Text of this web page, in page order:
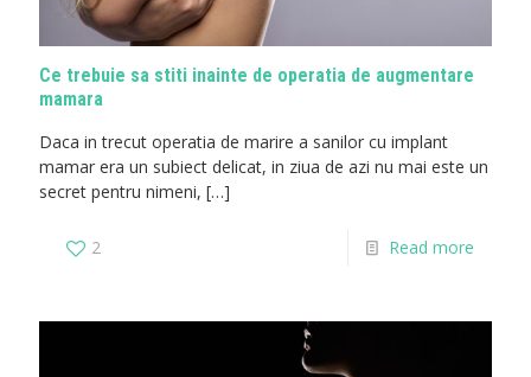
Ce trebuie sa stiti inainte de operatia de augmentare
mamara
Daca in trecut operatia de marire a sanilor cu implant
mamar era un subiect delicat, in ziua de azi nu mai este un
secret pentru nimeni, […]
2 Read more